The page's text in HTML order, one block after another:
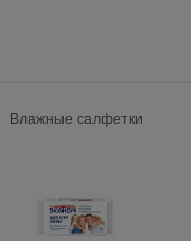
Влажные салфетки